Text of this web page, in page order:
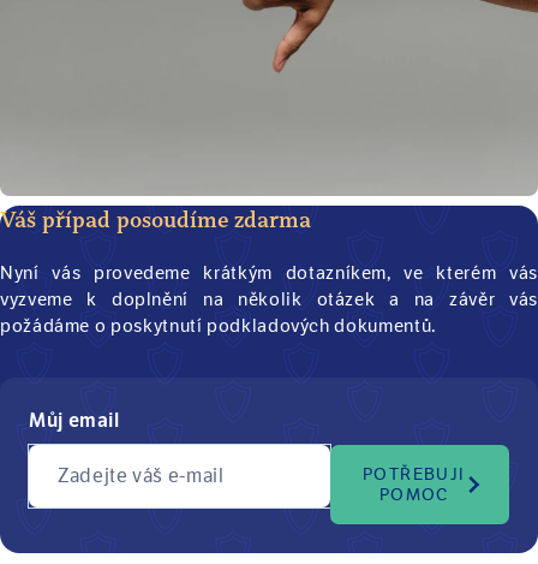
Váš případ posoudíme zdarma
Nyní vás provedeme krátkým dotazníkem, ve kterém vás
vyzveme k doplnění na několik otázek a na závěr vás
požádáme o poskytnutí podkladových dokumentů.
Můj email
Zadejte váš e-mail
POTŘEBUJI
POMOC